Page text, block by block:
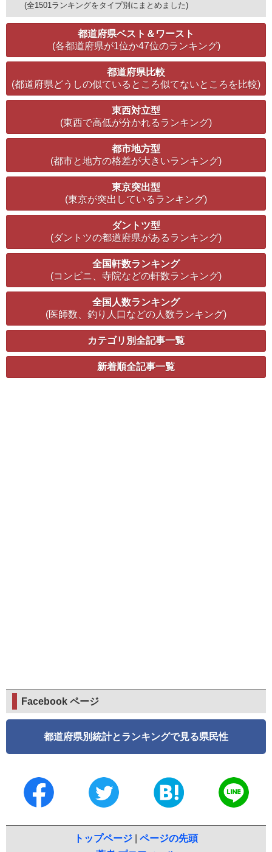
(全1501ランキングをタイプ別にまとめました)
都道府県ベスト＆ワースト
(各都道府県が1位か47位のランキング)
都道府県比較
(都道府県どうしの似ているところ似てないところを比較)
東西対立型
(東西で高低が分かれるランキング)
都市地方型
(都市と地方の格差が大きいランキング)
東京突出型
(東京が突出しているランキング)
ダントツ型
(ダントツの都道府県があるランキング)
全国軒数ランキング
(コンビニ、寺院などの軒数ランキング)
全国人数ランキング
(医師数、釣り人口などの人数ランキング)
カテゴリ別全記事一覧
新着順全記事一覧
Facebook ページ
都道府県別統計とランキングで見る県民性
トップページ
ページの先頭